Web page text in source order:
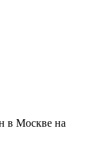
в Москве на